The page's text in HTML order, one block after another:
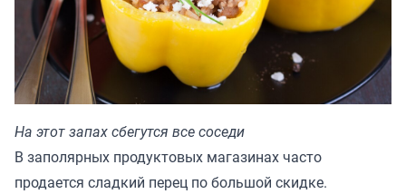
На этот запах сбегутся все соседи
В заполярных продуктовых магазинах часто
продается сладкий перец по большой скидке.